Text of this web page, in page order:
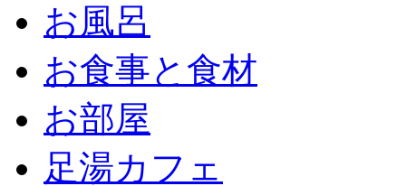
お風呂
お食事と食材
お部屋
足湯カフェ